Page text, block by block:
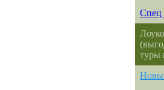
Спец
туры